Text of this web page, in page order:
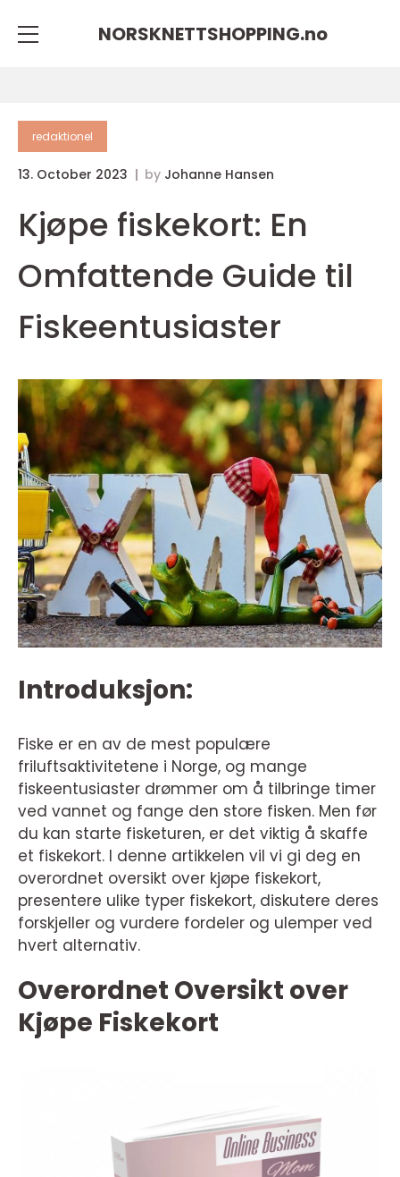
NORSKNETTSHOPPING.no
redaktionel
13. October 2023 by Johanne Hansen
Kjøpe fiskekort: En
Omfattende Guide til
Fiskeentusiaster
Introduksjon:
Fiske er en av de mest populære
friluftsaktivitetene i Norge, og mange
fiskeentusiaster drømmer om å tilbringe timer
ved vannet og fange den store fisken. Men før
du kan starte fisketuren, er det viktig å skaffe
et fiskekort. I denne artikkelen vil vi gi deg en
overordnet oversikt over kjøpe fiskekort,
presentere ulike typer fiskekort, diskutere deres
forskjeller og vurdere fordeler og ulemper ved
hvert alternativ.
Overordnet Oversikt over
Kjøpe Fiskekort